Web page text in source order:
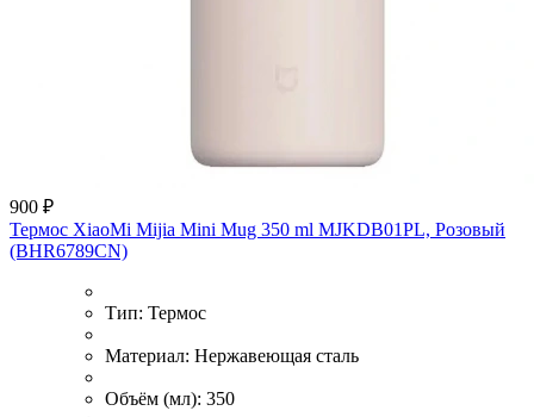
900 ₽
Термос XiaoMi Mijia Mini Mug 350 ml MJKDB01PL, Розовый
(BHR6789CN)
Тип: Термос
Материал: Нержавеющая сталь
Объём (мл): 350